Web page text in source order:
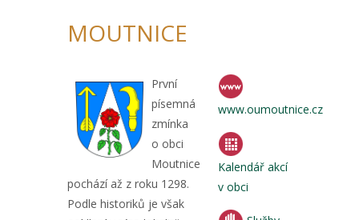
MOUTNICE
www.oumoutnice.cz
Kalendář akcí
v obci
První
písemná
zmínka
o obci
Moutnice
pochází až z roku 1298.
Podle historiků je však